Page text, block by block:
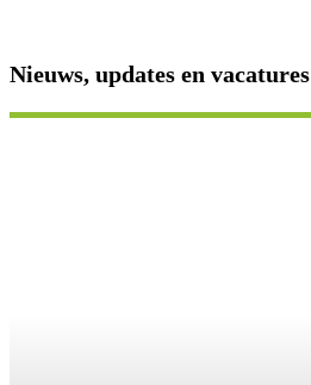
Nieuws, updates en vacatures